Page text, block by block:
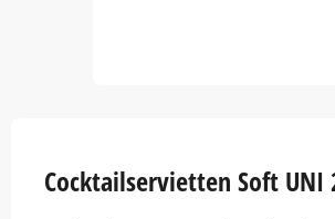
Cocktailservietten Soft UNI